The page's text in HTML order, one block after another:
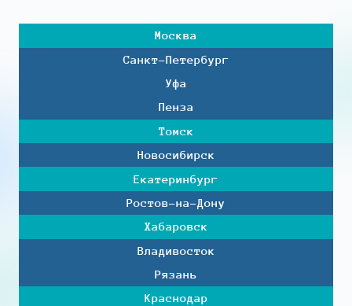
Москва
Санкт-Петербург
Уфа
Пенза
Томск
Новосибирск
Екатеринбург
Ростов-на-Дону
Хабаровск
Владивосток
Рязань
Краснодар